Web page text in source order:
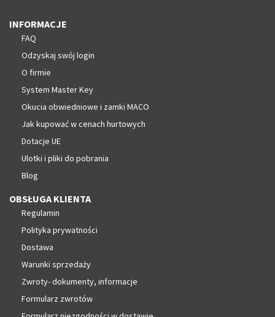
INFORMACJE
FAQ
Odzyskaj swój login
O firmie
System Master Key
Okucia obwiedniowe i zamki MACO
Jak kupować w cenach hurtowych
Dotacje UE
Ulotki i pliki do pobrania
Blog
OBSŁUGA KLIENTA
Regulamin
Polityka prywatności
Dostawa
Warunki sprzedaży
Zwroty- dokumenty, informacje
Formularz zwrotów